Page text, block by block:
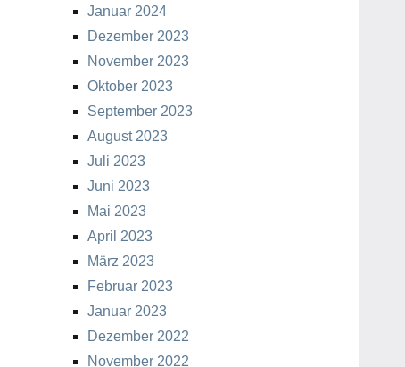
Januar 2024
Dezember 2023
November 2023
Oktober 2023
September 2023
August 2023
Juli 2023
Juni 2023
Mai 2023
April 2023
März 2023
Februar 2023
Januar 2023
Dezember 2022
November 2022